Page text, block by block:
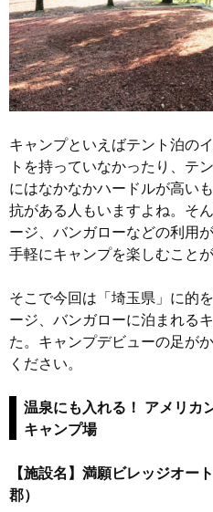
キャンプといえばテント泊の
トを持っていなかったり、テ
にはなかなかハードルが高い
抗がある人もいますよね。そ
ージ、バンガローなどの利用
手軽にキャンプを楽しむことが
そこで今回は「埼玉県」に的
ージ、バンガローに泊まれる
た。キャンプデビューの足が
ください。
温泉にも入れる！ アメリカ
キャンプ場
【施設名】満願ビレッジオー
郡）